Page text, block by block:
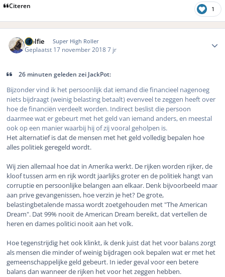
Citeren 1
Wolfie Super High Roller
Geplaatst 17 november 20187 jr
26 minuten geleden zei JackPot:
Bijzonder vind ik het persoonlijk dat iemand die financieel nagenoeg
niets bijdraagt (weinig belasting betaalt) evenveel te zeggen heeft over
hoe de financiën verdeelt worden. Indirect beslist die persoon
daarmee wat er gebeurt met het geld van iemand anders, en meestal
ook op een manier waarbij hij of zij vooral geholpen is.
Het alternatief is dat de mensen met het geld volledig bepalen hoe
alles politiek geregeld wordt.
Wij zien allemaal hoe dat in Amerika werkt. De rijken worden rijker, de
kloof tussen arm en rijk wordt jaarlijks groter en de politiek hangt van
corruptie en persoonlijke belangen aan elkaar. Denk bijvoorbeeld maar
aan prive gevangenissen, hoe verzin je het? De grote,
belastingbetalende massa wordt zoetgehouden met "The American
Dream". Dat 99% nooit de American Dream bereikt, dat vertellen de
heren en dames politici nooit aan het volk.
Hoe tegenstrijdig het ook klinkt, ik denk juist dat het voor balans zorgt
als mensen die minder of weinig bijdragen ook bepalen wat er met het
gemeenschappelijke geld gebeurt. In ieder geval voor een betere
balans dan wanneer de rijken het voor het zeggen hebben.